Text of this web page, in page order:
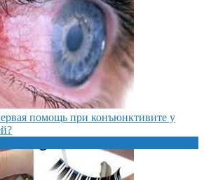
помощь при конъюнктивите у